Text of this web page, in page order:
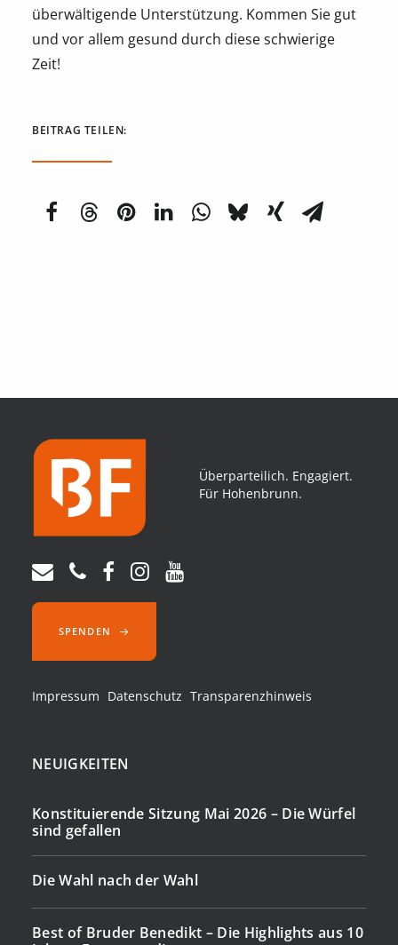
überwältigende Unterstützung. Kommen Sie gut
und vor allem gesund durch diese schwierige
Zeit!
BEITRAG TEILEN:
Überparteilich. Engagiert.
Für Hohenbrunn.
SPENDEN
Impressum Datenschutz Transparenzhinweis
NEUIGKEITEN
Konstituierende Sitzung Mai 2026 – Die Würfel
sind gefallen
Die Wahl nach der Wahl
Best of Bruder Benedikt – Die Highlights aus 10